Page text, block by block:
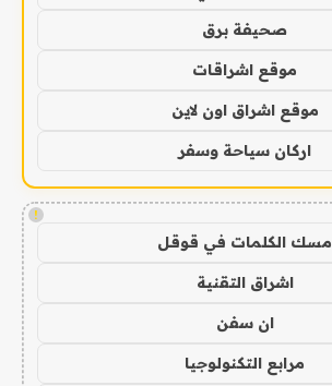
صحيفة برق
موقع اشراقات
موقع اشراق اون لاين
اركان سياحة وسفر
!
مسك الكلمات في قوقل
اشراق التقنية
ان سفن
مرابع التكنولوجيا